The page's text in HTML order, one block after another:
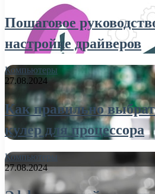
Пошаговое
настройке драйверов
Компьютеры
27.08.2024
Как правильно
кулер для процессора
Компьютеры
27.08.2024